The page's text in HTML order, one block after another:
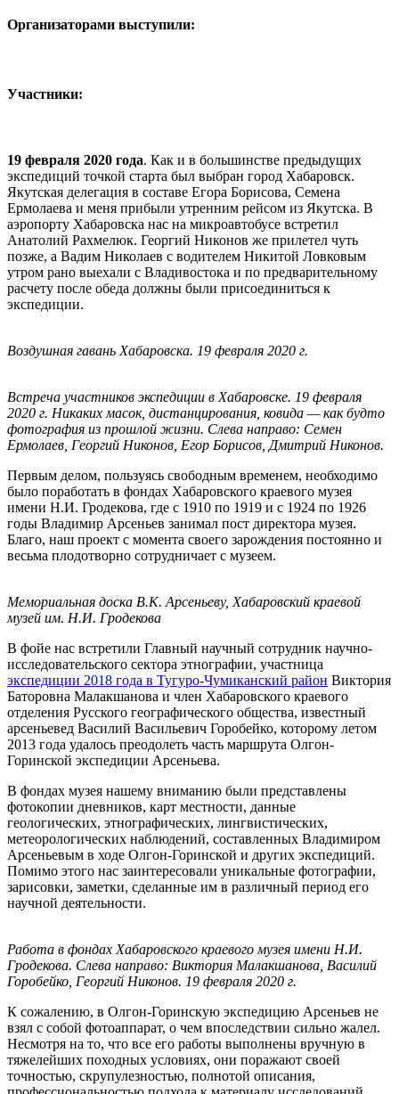
Организаторами выступили:
Участники:
19 февраля 2020 года. Как и в большинстве предыдущих
экспедиций точкой старта был выбран город Хабаровск.
Якутская делегация в составе Егора Борисова, Семена
Ермолаева и меня прибыли утренним рейсом из Якутска. В
аэропорту Хабаровска нас на микроавтобусе встретил
Анатолий Рахмелюк. Георгий Никонов же прилетел чуть
позже, а Вадим Николаев с водителем Никитой Ловковым
утром рано выехали с Владивостока и по предварительному
расчету после обеда должны были присоединиться к
экспедиции.
Воздушная гавань Хабаровска. 19 февраля 2020 г.
Встреча участников экспедиции в Хабаровске. 19 февраля
2020 г. Никаких масок, дистанцирования, ковида — как будто
фотография из прошлой жизни. Слева направо: Семен
Ермолаев, Георгий Никонов, Егор Борисов, Дмитрий Никонов.
Первым делом, пользуясь свободным временем, необходимо
было поработать в фондах Хабаровского краевого музея
имени Н.И. Гродекова, где с 1910 по 1919 и с 1924 по 1926
годы Владимир Арсеньев занимал пост директора музея.
Благо, наш проект с момента своего зарождения постоянно и
весьма плодотворно сотрудничает с музеем.
Мемориальная доска В.К. Арсеньеву, Хабаровский краевой
музей им. Н.И. Гродекова
В фойе нас встретили Главный научный сотрудник научно-
исследовательского сектора этнографии, участница
экспедиции 2018 года в Тугуро-Чумиканский район Виктория
Баторовна Малакшанова и член Хабаровского краевого
отделения Русского географического общества, известный
арсеньевед Василий Васильевич Горобейко, которому летом
2013 года удалось преодолеть часть маршрута Олгон-
Горинской экспедиции Арсеньева.
В фондах музея нашему вниманию были представлены
фотокопии дневников, карт местности, данные
геологических, этнографических, лингвистических,
метеорологических наблюдений, составленных Владимиром
Арсеньевым в ходе Олгон-Горинской и других экспедиций.
Помимо этого нас заинтересовали уникальные фотографии,
зарисовки, заметки, сделанные им в различный период его
научной деятельности.
Работа в фондах Хабаровского краевого музея имени Н.И.
Гродекова. Слева направо: Виктория Малакшанова, Василий
Горобейко, Георгий Никонов. 19 февраля 2020 г.
К сожалению, в Олгон-Горинскую экспедицию Арсеньев не
взял с собой фотоаппарат, о чем впоследствии сильно жалел.
Несмотря на то, что все его работы выполнены вручную в
тяжелейших походных условиях, они поражают своей
точностью, скрупулезностью, полнотой описания,